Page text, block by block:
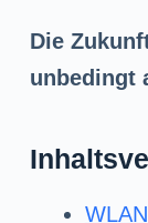
Die
unbedingt